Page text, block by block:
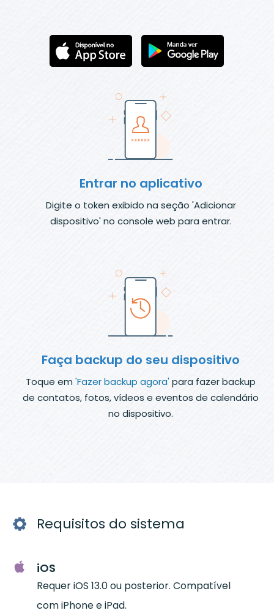
Entrar no aplicativo
Digite o token exibido na seção 'Adicionar
dispositivo' no console web para entrar.
Faça backup do seu dispositivo
Toque em'Fazer backup agora'para fazer backup
de contatos, fotos, vídeos e eventos de calendário
no dispositivo.
Requisitos do sistema
iOS
Requer iOS 13.0 ou posterior. Compatível
com iPhone e iPad.